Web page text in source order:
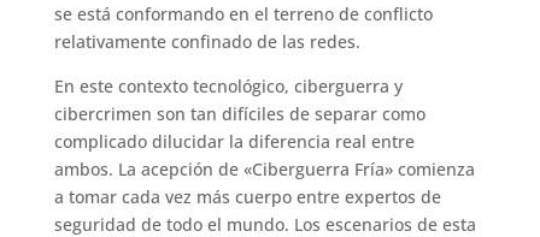
se está conformando en el terreno de conflicto
relativamente confinado de las redes.
En este contexto tecnológico, ciberguerra y
cibercrimen son tan difíciles de separar como
complicado dilucidar la diferencia real entre
ambos. La acepción de «Ciberguerra Fría» comienza
a tomar cada vez más cuerpo entre expertos de
seguridad de todo el mundo. Los escenarios de esta